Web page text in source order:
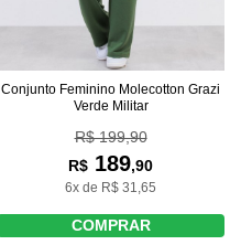
Conjunto Feminino Molecotton Grazi
Verde Militar
R$ 199,90
R$ 189,90
6x de R$ 31,65
COMPRAR